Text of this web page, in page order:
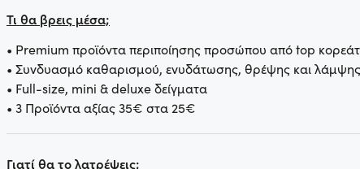
Τι θα βρεις μέσα;
• Premium προϊόντα περιποίησης προσώπου από top
• Συνδυασμό καθαρισμού, ενυδάτωσης, θρέψης και λάμψης
• Full-size, mini & deluxe δείγματα
• 3 Προϊόντα αξίας 35€ στα 25€
Γιατί θα το λατρέψεις;